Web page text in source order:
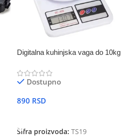
Digitalna kuhinjska vaga do 10kg
Dostupno
890 RSD
Šifra proizvoda: TS19